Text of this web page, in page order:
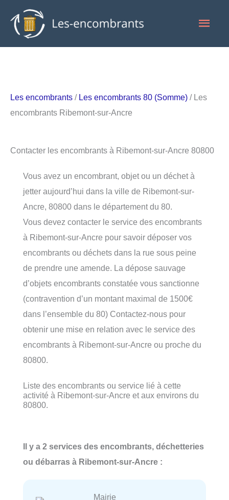
contenu
Les encombrants / Les encombrants 80 (Somme) / Les
encombrants Ribemont-sur-Ancre
Contacter les encombrants à Ribemont-sur-Ancre 80800
Vous avez un encombrant, objet ou un déchet à
jetter aujourd’hui dans la ville de Ribemont-sur-
Ancre, 80800 dans le département du 80.
Vous devez contacter le service des encombrants
à Ribemont-sur-Ancre pour savoir déposer vos
encombrants ou déchets dans la rue sous peine
de prendre une amende. La dépose sauvage
d’objets encombrants constatée vous sanctionne
(contravention d’un montant maximal de 1500€
dans l’ensemble du 80) Contactez-nous pour
obtenir une mise en relation avec le service des
encombrants à Ribemont-sur-Ancre ou proche du
80800.
Liste des encombrants ou service lié à cette
activité à Ribemont-sur-Ancre et aux environs du
80800.
Il y a 2 services des encombrants, déchetteries
ou débarras à Ribemont-sur-Ancre :
Mairie